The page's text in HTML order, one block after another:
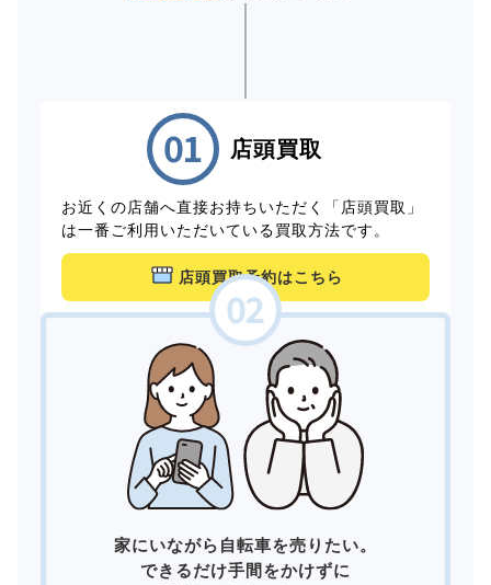
店頭買取
お近くの店舗へ直接お持ちいただく「店頭買取」
は一番ご利用いただいている買取方法です。
店頭買取予約はこちら
家にいながら自転車を売りたい。
できるだけ手間をかけずに